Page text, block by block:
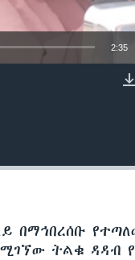
2:35
በማኅበረሰቡ
ትልቁ ዳዳብ